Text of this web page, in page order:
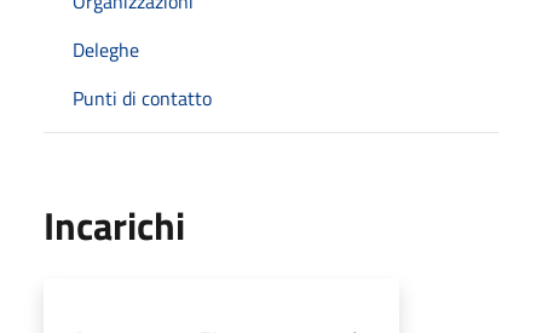
Deleghe
Punti di contatto
Incarichi